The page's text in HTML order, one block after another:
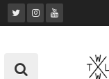
Skip
to